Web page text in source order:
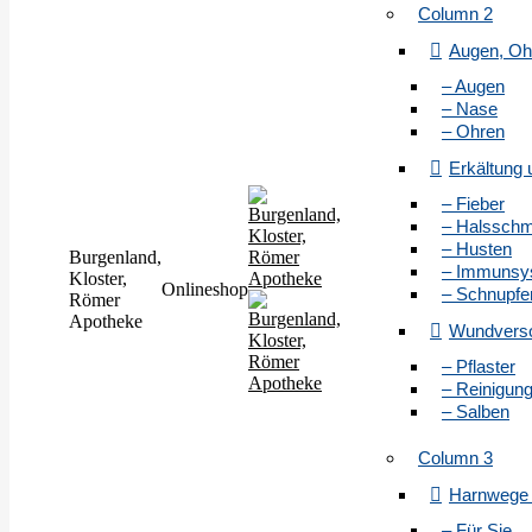
Burgenland,
Kloster,
Römer
Apotheke
Onlineshop
Column 2
Augen,
– Augen
– Nase
– Ohren
Erkältung
– Fieber
–
– Husten
–
–
– Pflaster
– Reinigung
– Salben
Column 3